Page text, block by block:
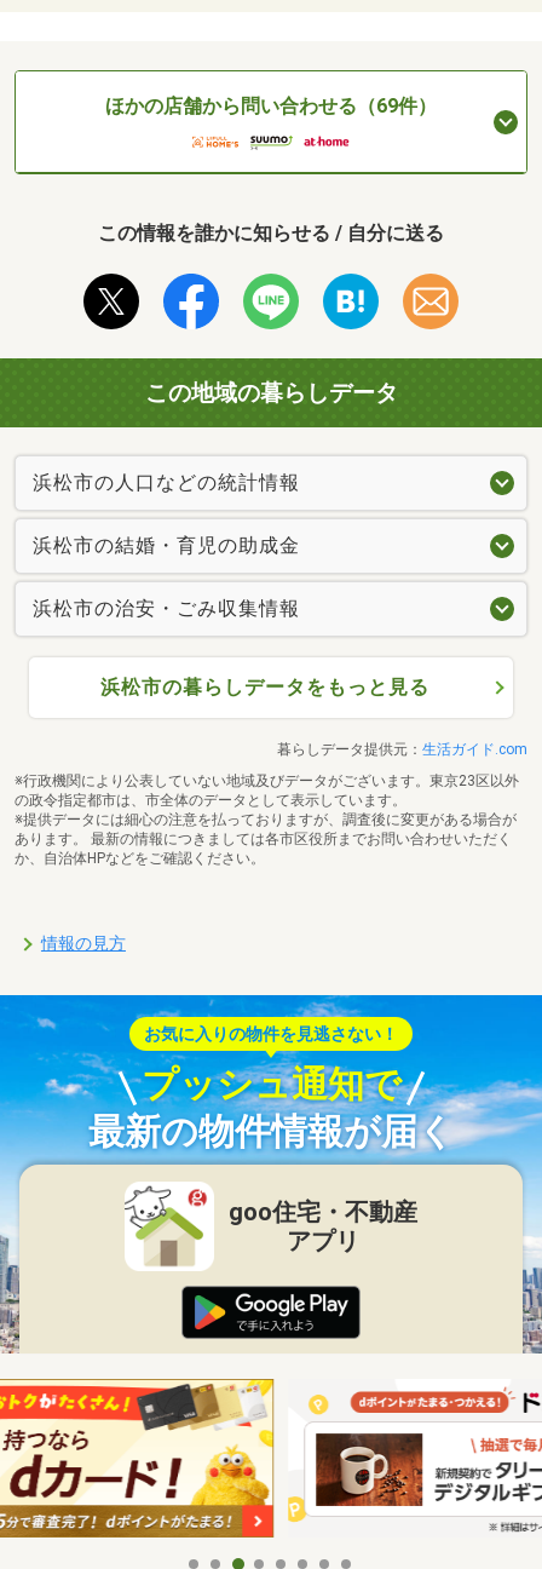
ほかの店舗から問い合わせる（69件）
この情報を誰かに知らせる / 自分に送る
この地域の暮らしデータ
浜松市の人口などの統計情報
浜松市の結婚・育児の助成金
浜松市の治安・ごみ収集情報
浜松市の暮らしデータをもっと見る
暮らしデータ提供元： 生活ガイド.com
※行政機関により公表していない地域及びデータがございます。東京23区以外
の政令指定都市は、市全体のデータとして表示しています。
※提供データには細心の注意を払っておりますが、調査後に変更がある場合が
あります。 最新の情報につきましては各市区役所までお問い合わせいただく
か、自治体HPなどをご確認ください。
情報の見方
お気に入りの物件を見逃さない！
プッシュ通知で
最新の物件情報が届く
goo住宅・不動産
アプリ